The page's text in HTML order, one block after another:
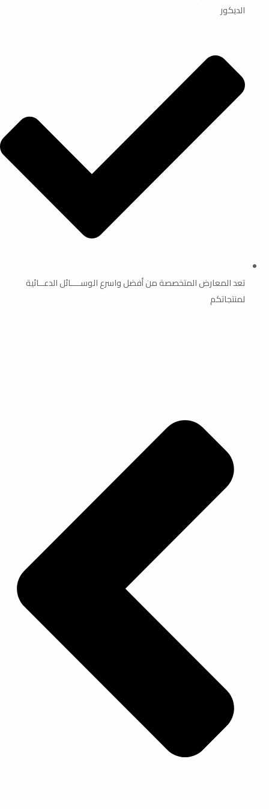
الديكور
تعد المعارض المتخصصة من أفضل واسرع الوســــائل الدعــائية
لمنتجاتكم